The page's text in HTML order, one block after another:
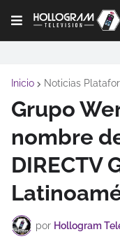
Inicio Noticias
Grupo
nombre
DIRECTV
por Hollogram